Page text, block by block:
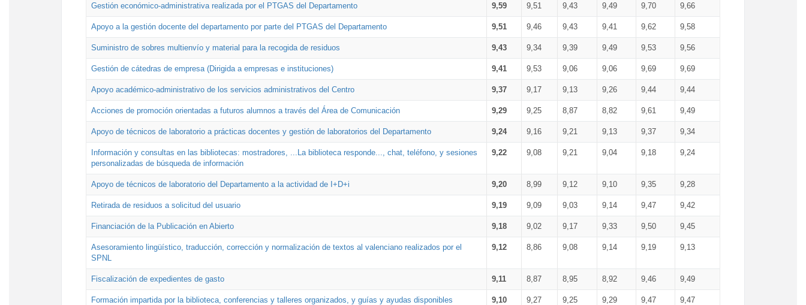
Gestión económico-administrativa realizada por el PTGAS del Departamento 9,59 9,51 9,43 9,49 9,70 9,66
Apoyo a la gestión docente del departamento por parte del PTGAS del Departamento 9,51 9,46 9,43 9,41 9,62 9,58
Suministro de sobres multienvío y material para la recogida de residuos 9,43 9,34 9,39 9,49 9,53 9,56
Gestión de cátedras de empresa (Dirigida a empresas e instituciones) 9,41 9,53 9,06 9,06 9,69 9,69
Apoyo académico-administrativo de los servicios administrativos del Centro 9,37 9,17 9,13 9,26 9,44 9,44
Acciones de promoción orientadas a futuros alumnos a través del Área de Comunicación 9,29 9,25 8,87 8,82 9,61 9,49
Apoyo de técnicos de laboratorio a prácticas docentes y gestión de laboratorios del Departamento 9,24 9,16 9,21 9,13 9,37 9,34
Información y consultas en las bibliotecas: mostradores, ...La biblioteca responde..., chat, teléfono, y sesiones
personalizadas de búsqueda de información
9,22 9,08 9,21 9,04 9,18 9,24
Apoyo de técnicos de laboratorio del Departamento a la actividad de I+D+i 9,20 8,99 9,12 9,10 9,35 9,28
Retirada de residuos a solicitud del usuario 9,19 9,09 9,03 9,14 9,47 9,42
Financiación de la Publicación en Abierto 9,18 9,02 9,17 9,33 9,50 9,45
Asesoramiento lingüístico, traducción, corrección y normalización de textos al valenciano realizados por el
SPNL
9,12 8,86 9,08 9,14 9,19 9,13
Fiscalización de expedientes de gasto 9,11 8,87 8,95 8,92 9,46 9,49
Formación impartida por la biblioteca, conferencias y talleres organizados, y guías y ayudas disponibles 9,10 9,27 9,25 9,29 9,47 9,47